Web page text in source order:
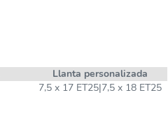
Llanta personalizada
7,5 x 17 ET25|7,5 x 18 ET25